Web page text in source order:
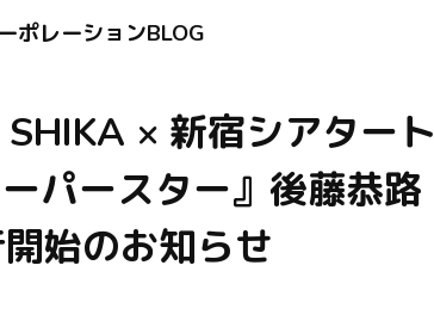
ポレーションBLOG
SHIKA × 新宿シアタート
パースター』後藤恭路
始のお知らせ